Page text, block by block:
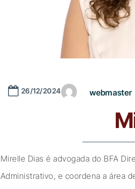
26/12/2024 webmaster
Mirelle Dias é advogada do BFA
Administrativo, e coordena a área